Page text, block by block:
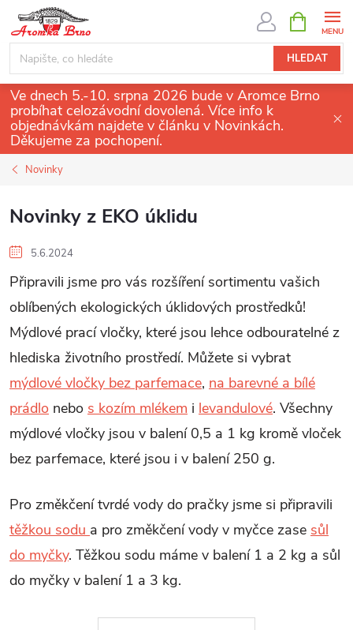
obsah
HLEDAT
NÁKUPNÍ
KOŠÍK
Ve dnech 5.-10. srpna 2026 bude v Aromce Brno
probíhat celozávodní dovolená. Více info k
objednávkám najdete v článku v Novinkách.
Děkujeme za pochopení.
Novinky
Novinky z EKO úklidu
5.6.2024
Připravili jsme pro vás rozšíření sortimentu vašich
oblíbených ekologických úklidových prostředků!
Mýdlové prací vločky, které jsou lehce odbouratelné z
hlediska životního prostředí. Můžete si vybrat
mýdlové vločky bez parfemace, na barevné a bílé
prádlo nebo s kozím mlékem i levandulové. Všechny
mýdlové vločky jsou v balení 0,5 a 1 kg kromě vloček
bez parfemace, které jsou i v balení 250 g.
Pro změkčení tvrdé vody do pračky jsme si připravili
těžkou sodu a pro změkčení vody v myčce zase sůl
do myčky. Těžkou sodu máme v balení 1 a 2 kg a sůl
do myčky v balení 1 a 3 kg.